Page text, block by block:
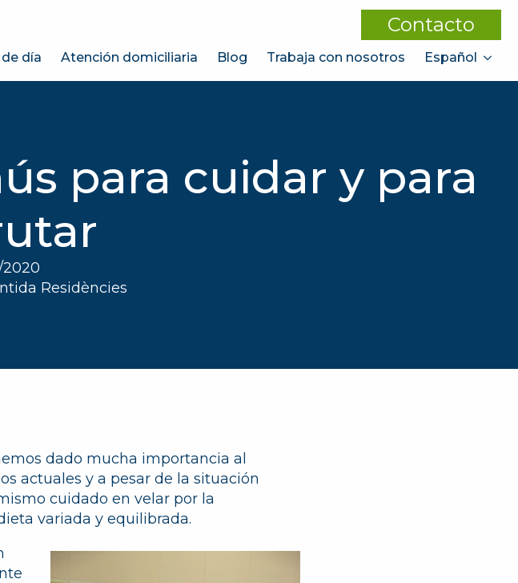
Contacto
día Atención domiciliaria Blog Trabaja con nosotros Español
para cuidar y para
2020
Residències
dado mucha importancia al
actuales y a pesar de la situación
cuidado en velar por la
variada y equilibrada.